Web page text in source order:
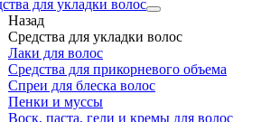
для укладки волос
Назад
Средства для укладки волос
Лаки для волос
Средства для прикорневого объема
Спреи для блеска волос
Пенки и муссы
Воск, паста, гели и кремы для волос